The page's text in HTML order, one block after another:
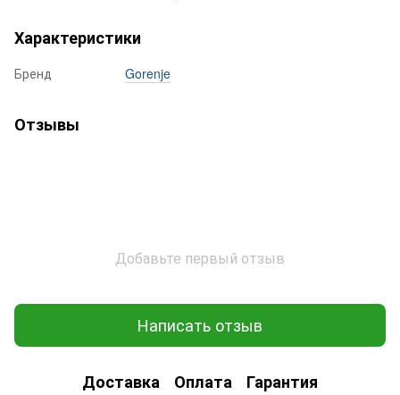
Характеристики
Бренд Gorenje
Отзывы
Добавьте первый отзыв
Написать отзыв
Доставка Оплата Гарантия